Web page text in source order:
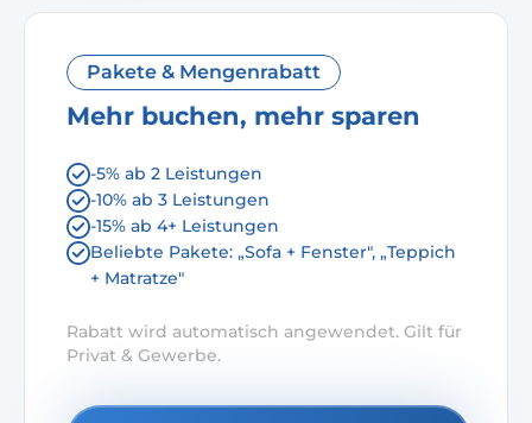
Pakete & Mengenrabatt
Mehr buchen, mehr sparen
-5% ab 2 Leistungen
-10% ab 3 Leistungen
-15% ab 4+ Leistungen
Beliebte Pakete: „Sofa + Fenster", „Teppich
+ Matratze"
Rabatt wird automatisch angewendet. Gilt für
Privat & Gewerbe.